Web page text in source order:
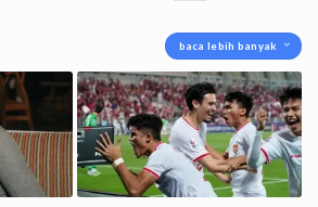
baca lebih banyak